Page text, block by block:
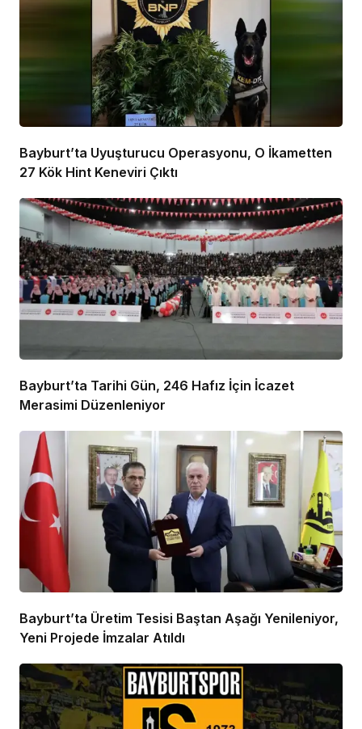
Bayburt’ta Uyuşturucu Operasyonu, O İkametten
27 Kök Hint Keneviri Çıktı
Bayburt’ta Tarihi Gün, 246 Hafız İçin İcazet
Merasimi Düzenleniyor
Bayburt’ta Üretim Tesisi Baştan Aşağı Yenileniyor,
Yeni Projede İmzalar Atıldı